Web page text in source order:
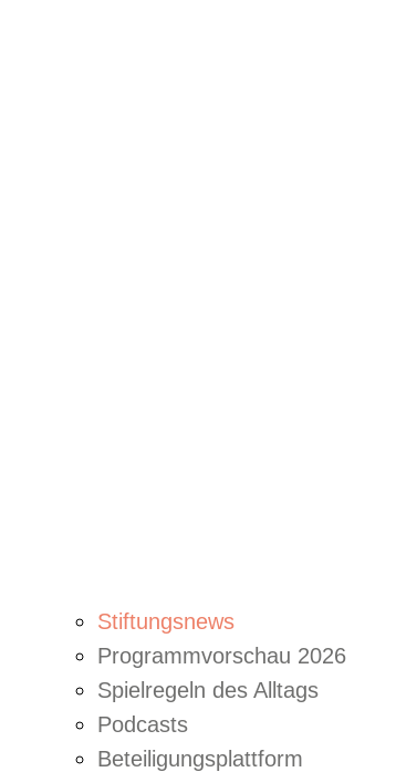
Stiftungsnews
Programmvorschau 2026
Spielregeln des Alltags
Podcasts
Beteiligungsplattform